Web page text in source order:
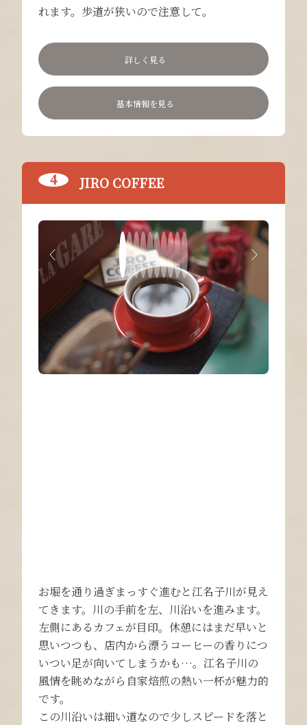
れます。歩道が狭いので注意して。
詳しく見る
基本情報を見る
JIRO COFFEE
お堀を通り過ぎまっすぐ進むと江名子川が見え
てきます。川の手前を左、川沿いを進みます。
左側にあるカフェが目印。休憩にはまだ早いと
思いつつも、店内から漂うコーヒーの香りにつ
いつい足が向いてしまうかも…。江名子川の
風情を眺めながら自家焙煎の熱い一杯が魅力的
です。
この川沿いは細い道なので少しスピードを落と